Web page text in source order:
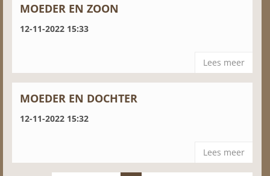
MOEDER EN ZOON
12-11-2022 15:33
Lees meer
MOEDER EN DOCHTER
12-11-2022 15:32
Lees meer